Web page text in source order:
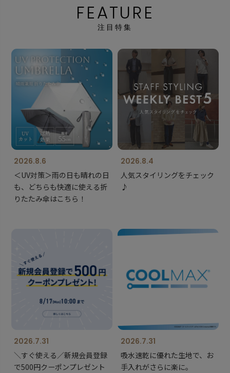
FEATURE
注目特集
2026.8.6
＜UV対策＞雨の日も晴れの日
も、どちらも快適に使える折
りたたみ傘はこちら！
2026.8.4
人気スタイリングをチェック
♪
2026.7.31
＼すぐ使える／新規会員登録
で500円クーポンプレゼント
2026.7.31
吸水速乾に優れた生地で、お
手入れがさらに楽に。